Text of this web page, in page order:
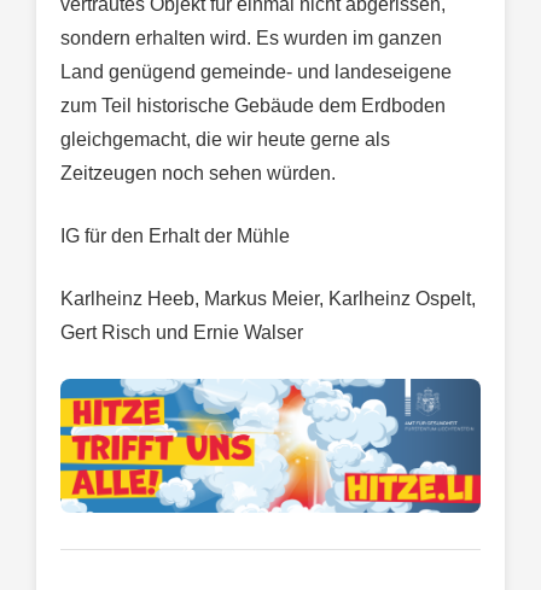
vertrautes Objekt für einmal nicht abgerissen,
sondern erhalten wird. Es wurden im ganzen
Land genügend gemeinde- und landeseigene
zum Teil historische Gebäude dem Erdboden
gleichgemacht, die wir heute gerne als
Zeitzeugen noch sehen würden.
IG für den Erhalt der Mühle
Karlheinz Heeb, Markus Meier, Karlheinz Ospelt,
Gert Risch und Ernie Walser